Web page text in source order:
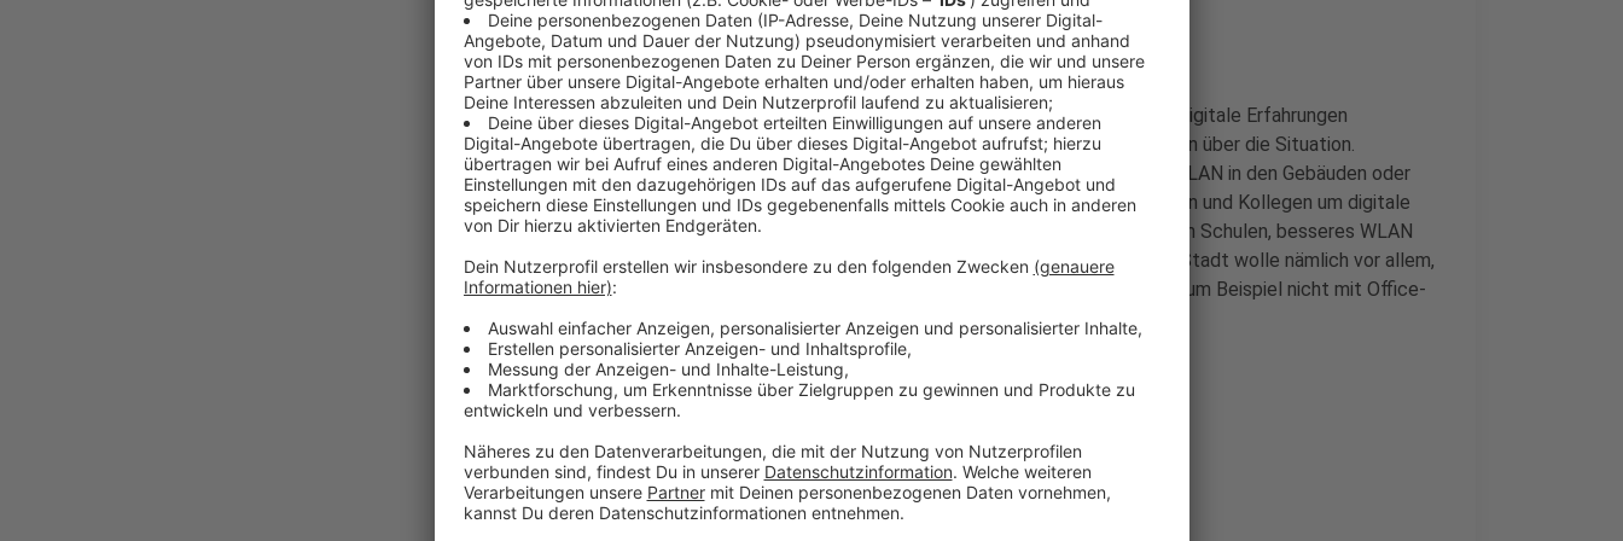
Anzeige
Die Lehrergewerkschaft GEW hat bei den Düsseldorfer Schulen digitale Erfahrungen
abgefragt und rund 60 Rückmails bekommen - voller Beschwerden über die Situation.
Hauptkritikpunkte sind ein immer noch nicht flächendeckendes WLAN in den Gebäuden oder
weniger Vorbereitungszeit für den Unterricht, weil sich Kolleginnen und Kollegen um digitale
Probleme kümmern müssen. Die GEW fordert IT-Fachkräfte in den Schulen, besseres WLAN
und mehr Wahl-Möglichkeiten bei der Nutzung von Geräten - die Stadt wolle nämlich vor allem,
dass schuleigene iPads zum Einsatz kommen - diese seien aber zum Beispiel nicht mit Office-
Programmen ausgestattet.
Anzeige
Weitere Infos und Links zum Thema:
Anzeige